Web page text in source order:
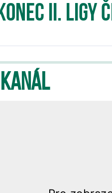
II. Ligy